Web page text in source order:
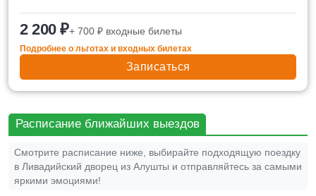
2 200 ₽+ 700 ₽ входные билеты
Подробнее о льготах и входных билетах
Записаться
Расписание ближайших выездов
Смотрите расписание ниже, выбирайте подходящую поездку
в Ливадийский дворец из Алушты и отправляйтесь за самыми
яркими эмоциями!